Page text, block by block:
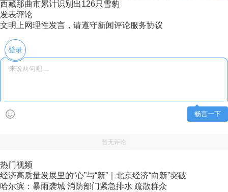
西藏那曲市累计识别出126只雪豹
发表评论
文明上网理性发言，请遵守新闻评论服务协议
登录
畅言一下
暂无评论
热门视频
经济高质量发展里的“心”与“新”｜北京经济“向新”突破
哈尔滨：暴雨袭城 消防部门紧急排水 疏散群众